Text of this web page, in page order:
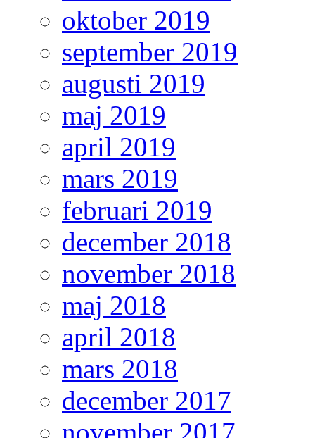
oktober 2019
september 2019
augusti 2019
maj 2019
april 2019
mars 2019
februari 2019
december 2018
november 2018
maj 2018
april 2018
mars 2018
december 2017
november 2017